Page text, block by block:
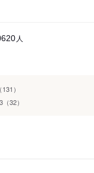
人
）
32）